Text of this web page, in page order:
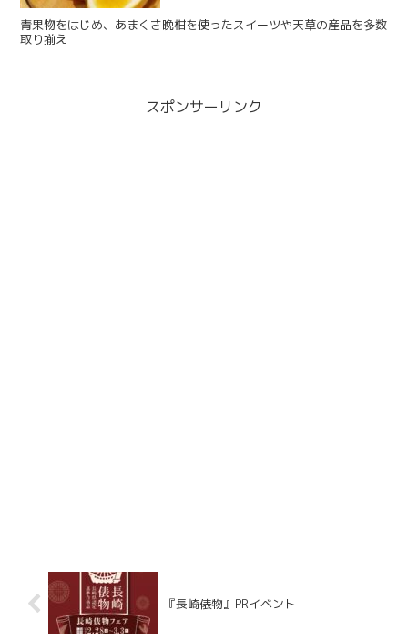
青果物をはじめ、あまくさ晩柑を使ったスイーツや天草の産品を多数
取り揃え
スポンサーリンク
『長崎俵物』PRイベント